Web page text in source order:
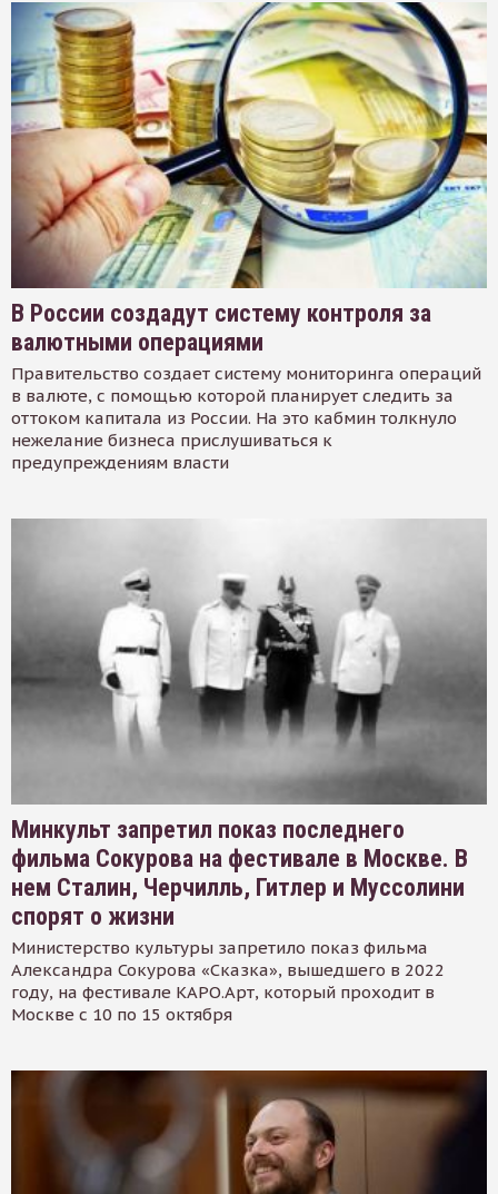
В России создадут систему контроля за
валютными операциями
Правительство создает систему мониторинга операций
в валюте, с помощью которой планирует следить за
оттоком капитала из России. На это кабмин толкнуло
нежелание бизнеса прислушиваться к
предупреждениям власти
Минкульт запретил показ последнего
фильма Сокурова на фестивале в Москве. В
нем Сталин, Черчилль, Гитлер и Муссолини
спорят о жизни
Министерство культуры запретило показ фильма
Александра Сокурова «Сказка», вышедшего в 2022
году, на фестивале КАРО.Арт, который проходит в
Москве с 10 по 15 октября